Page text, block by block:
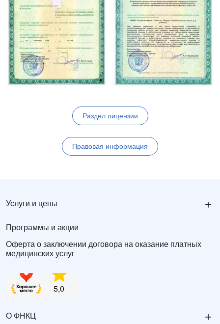
Раздел лицензии
Правовая информация
Услуги и цены +
Программы и акции
Оферта о заключении договора на оказание платных
медицинских услуг
О ФНКЦ +